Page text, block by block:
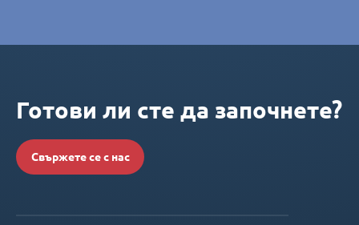
Готови ли сте да започнете?
Свържете се с нас